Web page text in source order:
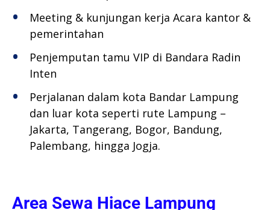
Meeting & kunjungan kerja Acara kantor &
pemerintahan
Penjemputan tamu VIP di Bandara Radin
Inten
Perjalanan dalam kota Bandar Lampung
dan luar kota seperti rute Lampung –
Jakarta, Tangerang, Bogor, Bandung,
Palembang, hingga Jogja.
Area Sewa Hiace Lampung